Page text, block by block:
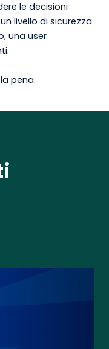
le decisioni
livello di sicurezza
una user
pena.